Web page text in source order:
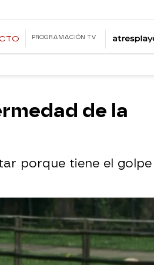
PROGRAMACIÓN TV
de la
porque tiene el golpe